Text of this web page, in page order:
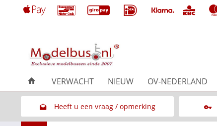
VERWACHT NIEUW OV-NEDERLAND
Heeft u een vraag / opmerking